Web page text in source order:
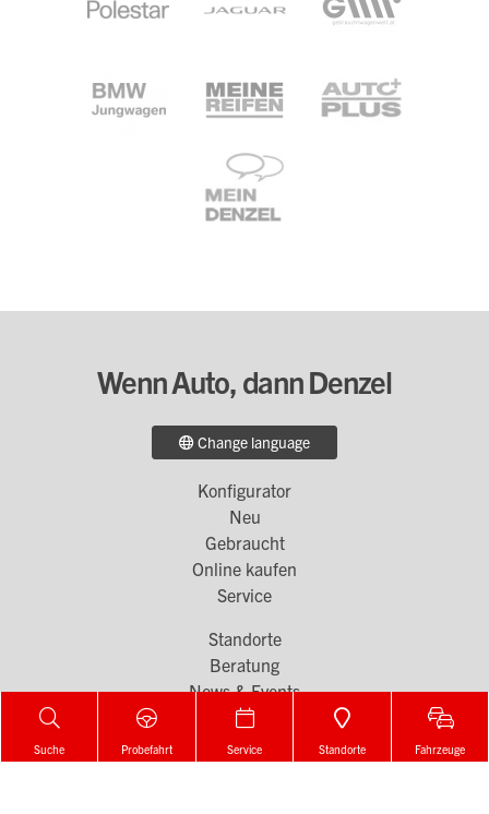
Wenn Auto, dann Denzel
Change language
Konfigurator
Neu
Gebraucht
Online kaufen
Service
Menü
Standorte
Beratung
News & Events
Karriere
Denzel Gruppe
Suche Probefahrt Service Standorte Fahrzeuge